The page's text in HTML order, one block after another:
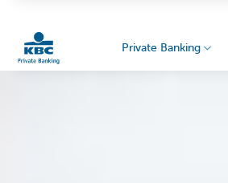
Private Banking